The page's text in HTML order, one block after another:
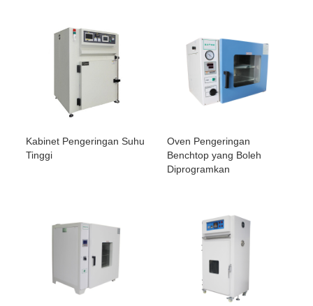
Kabinet Pengeringan Suhu
Tinggi
Oven Pengeringan
Benchtop yang Boleh
Diprogramkan